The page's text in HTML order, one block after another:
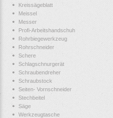
Kreissägeblatt
Meissel
Messer
Profi-Arbeitshandschuh
Rohrbiegewerkzeug
Rohrschneider
Schere
Schlagschnurgerät
Schraubendreher
Schraubstock
Seiten- Vornschneider
Stechbeitel
Säge
Werkzeugtasche